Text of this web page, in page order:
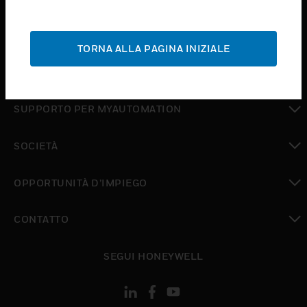
ASSISTENZA
toggle view
toggle view
SUPPORTO PER MYAUTOMATION
SOCIETÀ
OPPORTUNITÀ D’IMPIEGO
CONTATTO
SEGUI HONEYWELL
TORNA ALLA PAGINA INIZIALE